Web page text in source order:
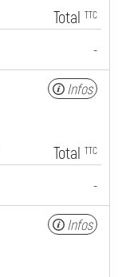
Total TTC
-
Infos
Total TTC
-
Infos